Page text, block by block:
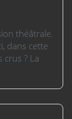
théâtrale.
dans cette
crus ? La